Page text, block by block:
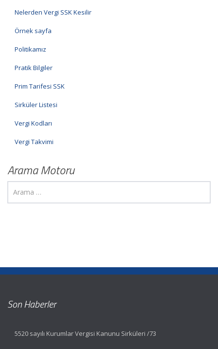
Nelerden Vergi SSK Kesilir
Örnek sayfa
Politikamız
Pratik Bilgiler
Prim Tarifesi SSK
Sirküler Listesi
Vergi Kodları
Vergi Takvimi
Arama Motoru
Son Haberler
5520 sayılı Kurumlar Vergisi Kanunu Sirküleri /73